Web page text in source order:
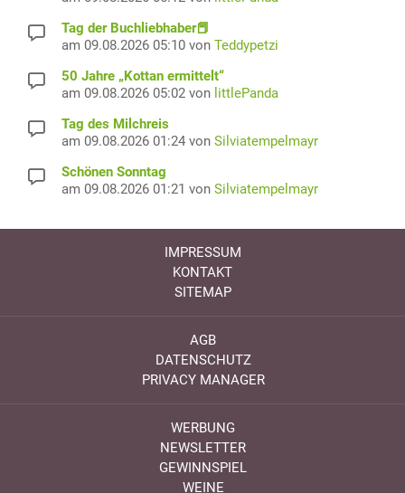
Tag der Buchliebhaber📕
am 09.08.2026 05:10 von Teddypetzi
50 Jahre „Kottan ermittelt“
am 09.08.2026 05:02 von littlePanda
Tag des Milchreis
am 09.08.2026 01:24 von Silviatempelmayr
Schönen Sonntag
am 09.08.2026 01:21 von Silviatempelmayr
IMPRESSUM
KONTAKT
SITEMAP
AGB
DATENSCHUTZ
PRIVACY MANAGER
WERBUNG
NEWSLETTER
GEWINNSPIEL
WEINE